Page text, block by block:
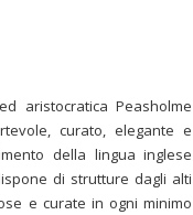
aristocratica Peasholme
curato, elegante e
della lingua inglese
di strutture dagli alti
e curate in ogni minimo